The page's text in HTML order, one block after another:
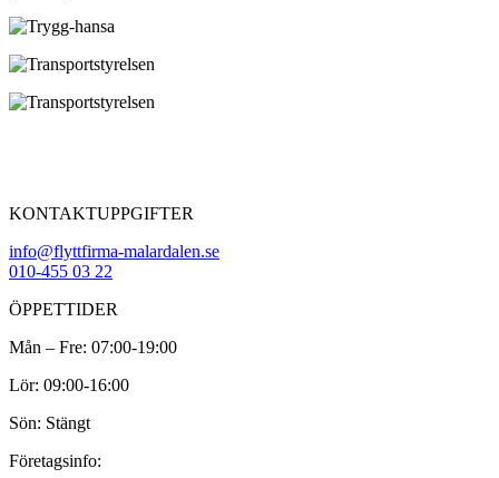
KONTAKTUPPGIFTER
info@flyttfirma-malardalen.se
010-455 03 22
ÖPPETTIDER
Mån – Fre: 07:00-19:00
Lör: 09:00-16:00
Sön: Stängt
Företagsinfo: